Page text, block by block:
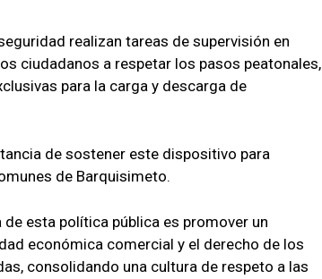
realizan tareas de supervisión en
ciudadanos a respetar los pasos peatonales,
para la carga y descarga de
de sostener este dispositivo para
de Barquisimeto.
esta política pública es promover un
económica comercial y el derecho de los
consolidando una cultura de respeto a las